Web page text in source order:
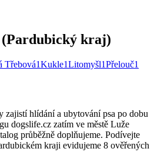
kraj)
Třebová1Kukle1Litomyšl1Přelouč1
zajistí hlídání a ubytování psa po dobu
dogslife.cz zatím ve městě Luže
průběžně doplňujeme. Podívejte
kraji evidujeme 8 ověřených